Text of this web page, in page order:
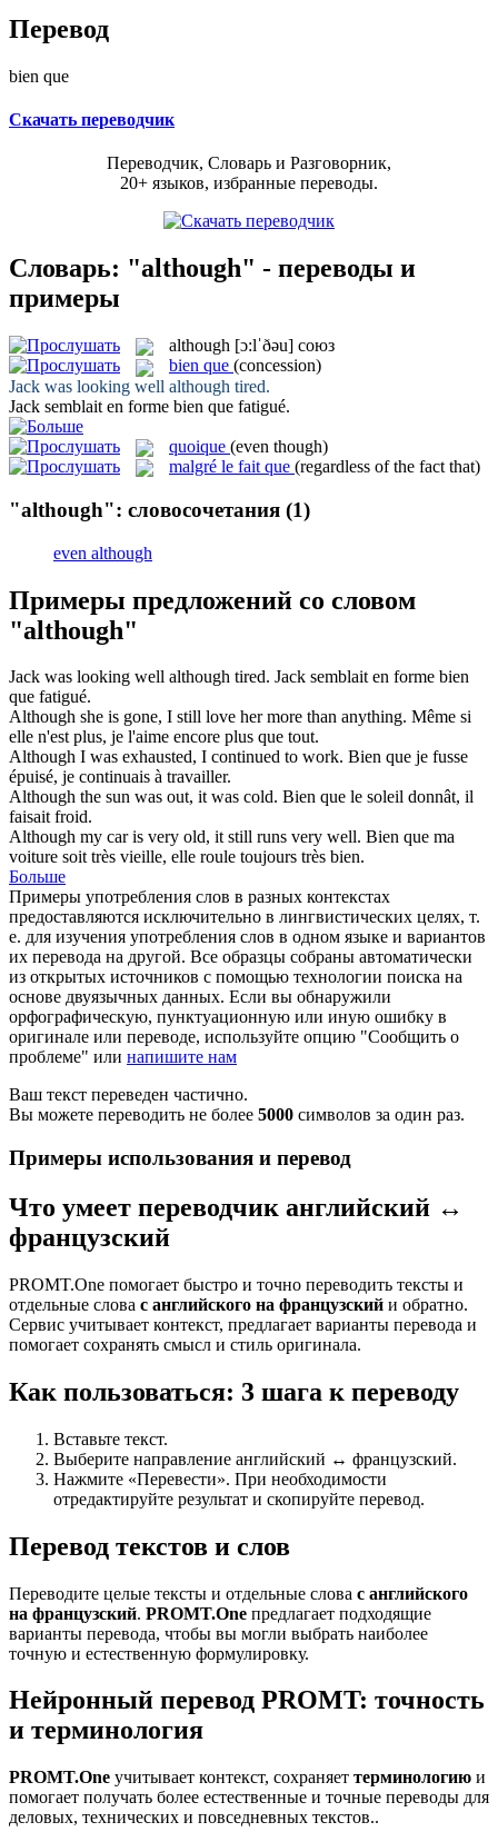
Перевод
bien que
Скачать переводчик
Переводчик, Словарь и Разговорник,
20+ языков, избранные переводы.
Словарь: "although" - переводы и
примеры
although [ɔ:lˈðəu] союз
bien que (concession)
Jack was looking well although tired.
Jack semblait en forme bien que fatigué.
quoique (even though)
malgré le fait que (regardless of the fact that)
"although": словосочетания (1)
even although
Примеры предложений со словом
"although"
Jack was looking well although tired. Jack semblait en forme bien
que fatigué.
Although she is gone, I still love her more than anything. Même si
elle n'est plus, je l'aime encore plus que tout.
Although I was exhausted, I continued to work. Bien que je fusse
épuisé, je continuais à travailler.
Although the sun was out, it was cold. Bien que le soleil donnât, il
faisait froid.
Although my car is very old, it still runs very well. Bien que ma
voiture soit très vieille, elle roule toujours très bien.
Больше
Примеры употребления слов в разных контекстах
предоставляются исключительно в лингвистических целях, т.
е. для изучения употребления слов в одном языке и вариантов
их перевода на другой. Все образцы собраны автоматически
из открытых источников с помощью технологии поиска на
основе двуязычных данных. Если вы обнаружили
орфографическую, пунктуационную или иную ошибку в
оригинале или переводе, используйте опцию "Сообщить о
проблеме" или напишите нам
Ваш текст переведен частично.
Вы можете переводить не более 5000 символов за один раз.
Примеры использования и перевод
Что умеет переводчик английский ↔
французский
PROMT.One помогает быстро и точно переводить тексты и
отдельные слова с английского на французский и обратно.
Сервис учитывает контекст, предлагает варианты перевода и
помогает сохранять смысл и стиль оригинала.
Как пользоваться: 3 шага к переводу
Вставьте текст.
Выберите направление английский ↔ французский.
Нажмите «Перевести». При необходимости
отредактируйте результат и скопируйте перевод.
Перевод текстов и слов
Переводите целые тексты и отдельные слова с английского
на французский. PROMT.One предлагает подходящие
варианты перевода, чтобы вы могли выбрать наиболее
точную и естественную формулировку.
Нейронный перевод PROMT: точность
и терминология
PROMT.One учитывает контекст, сохраняет терминологию и
помогает получать более естественные и точные переводы для
деловых, технических и повседневных текстов..